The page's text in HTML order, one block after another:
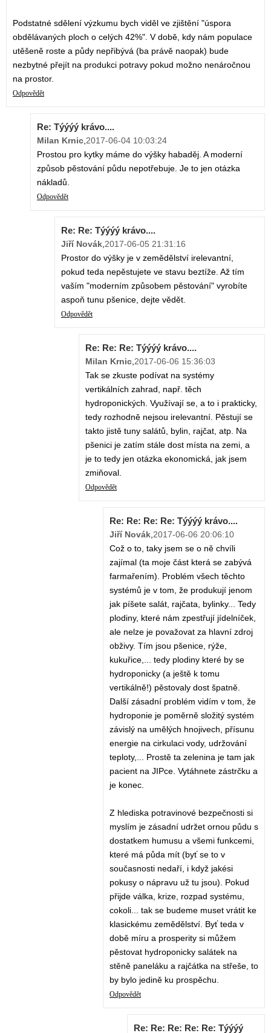
Podstatné sdělení výzkumu bych viděl ve zjištění "úspora
obdělávaných ploch o celých 42%". V době, kdy nám populace
utěšeně roste a půdy nepřibývá (ba právě naopak) bude
nezbytné přejít na produkci potravy pokud možno nenáročnou
na prostor.
Odpovědět
Re: Týýýý krávo....
Milan Krnic,2017-06-04 10:03:24
Prostou pro kytky máme do výšky habaděj. A moderní
způsob pěstování půdu nepotřebuje. Je to jen otázka
nákladů.
Odpovědět
Re: Re: Týýýý krávo....
Jiří Novák,2017-06-05 21:31:16
Prostor do výšky je v zemědělství irelevantní,
pokud teda nepěstujete ve stavu beztíže. Až tím
vaším "moderním způsobem pěstování" vyrobíte
aspoň tunu pšenice, dejte vědět.
Odpovědět
Re: Re: Re: Týýýý krávo....
Milan Krnic,2017-06-06 15:36:03
Tak se zkuste podívat na systémy
vertikálních zahrad, např. těch
hydroponických. Využívají se, a to i prakticky,
tedy rozhodně nejsou irelevantní. Pěstují se
takto jistě tuny salátů, bylin, rajčat, atp. Na
pšenici je zatím stále dost místa na zemi, a
je to tedy jen otázka ekonomická, jak jsem
zmiňoval.
Odpovědět
Re: Re: Re: Re: Týýýý krávo....
Jiří Novák,2017-06-06 20:06:10
Což o to, taky jsem se o ně chvíli
zajímal (ta moje část která se zabývá
farmařením). Problém všech těchto
systémů je v tom, že produkují jenom
jak píšete salát, rajčata, bylinky... Tedy
plodiny, které nám zpestřují jídelníček,
ale nelze je považovat za hlavní zdroj
obživy. Tím jsou pšenice, rýže,
kukuřice,... tedy plodiny které by se
hydroponicky (a ještě k tomu
vertikálně!) pěstovaly dost špatně.
Další zásadní problém vidím v tom, že
hydroponie je poměrně složitý systém
závislý na umělých hnojivech, přísunu
energie na cirkulaci vody, udržování
teploty,... Prostě ta zelenina je tam jak
pacient na JIPce. Vytáhnete zástrčku a
je konec.
Z hlediska potravinové bezpečnosti si
myslím je zásadní udržet ornou půdu s
dostatkem humusu a všemi funkcemi,
které má půda mít (byť se to v
současnosti nedaří, i když jakési
pokusy o nápravu už tu jsou). Pokud
přijde válka, krize, rozpad systému,
cokoli... tak se budeme muset vrátit ke
klasickému zemědělství. Byť teda v
době míru a prosperity si můžem
pěstovat hydroponicky salátek na
stěně paneláku a rajčátka na střeše, to
by bylo jedině ku prospěchu.
Odpovědět
Re: Re: Re: Re: Re: Týýýý